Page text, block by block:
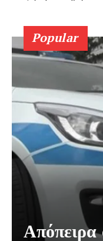
Popular
Απόπειρα